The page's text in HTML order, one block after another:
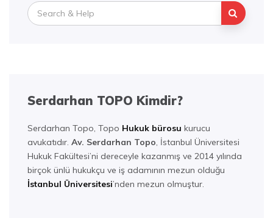
Search
for:
Serdarhan TOPO Kimdir?
Serdarhan Topo, Topo Hukuk bürosu kurucu
avukatıdır. Av. Serdarhan Topo, İstanbul Üniversitesi
Hukuk Fakültesi’ni dereceyle kazanmış ve 2014 yılında
birçok ünlü hukukçu ve iş adamının mezun olduğu
İstanbul Üniversitesi’nden mezun olmuştur.